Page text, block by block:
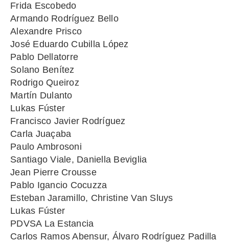
Frida Escobedo
Armando Rodríguez Bello
Alexandre Prisco
José Eduardo Cubilla López
Pablo Dellatorre
Solano Benítez
Rodrigo Queiroz
Martín Dulanto
Lukas Fúster
Francisco Javier Rodríguez
Carla Juaçaba
Paulo Ambrosoni
Santiago Viale, Daniella Beviglia
Jean Pierre Crousse
Pablo Igancio Cocuzza
Esteban Jaramillo, Christine Van Sluys
Lukas Fúster
PDVSA La Estancia
Carlos Ramos Abensur, Álvaro Rodríguez Padilla